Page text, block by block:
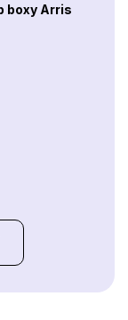
boxy Arris